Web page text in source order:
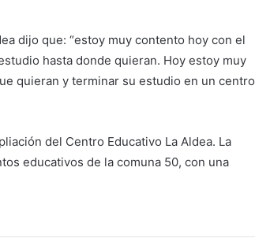
dijo que: “estoy muy contento hoy con el
hasta donde quieran. Hoy estoy muy
quieran y terminar su estudio en un centro
del Centro Educativo La Aldea. La
educativos de la comuna 50, con una